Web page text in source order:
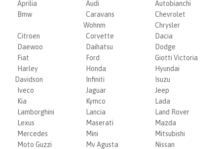
Aprilia
Audi
Autobianchi
Bmw
Caravans
Wohnm
Chevrolet
Chrysler
Citroen
Corvette
Dacia
Daewoo
Daihatsu
Dodge
Fiat
Ford
Giotti Victoria
Harley
Davidson
Honda
Hyundai
Infiniti
Isuzu
Iveco
Jaguar
Jeep
Kia
Kymco
Lada
Lamborghini
Lancia
Land Rover
Lexus
Maserati
Mazda
Mercedes
Mini
Mitsubishi
Moto Guzzi
Mv Agusta
Nissan